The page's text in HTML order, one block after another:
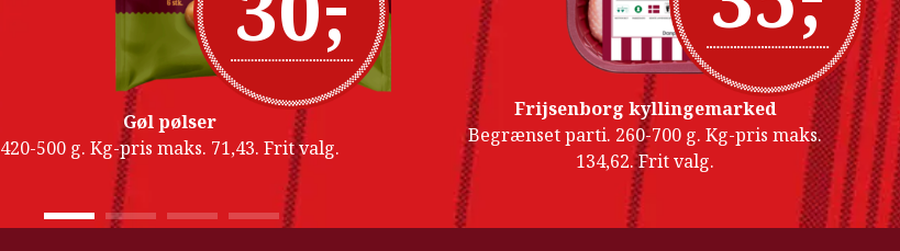
Gøl pølser
420-500 g. Kg-pris maks. 71,43. Frit valg.
Frijsenborg kyllingemarked
Begrænset parti. 260-700 g. Kg-pris maks.
134,62. Frit valg.